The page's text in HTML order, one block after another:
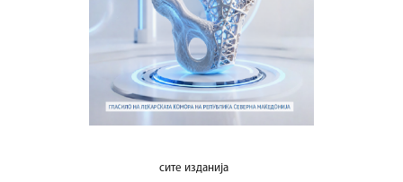
сите изданија